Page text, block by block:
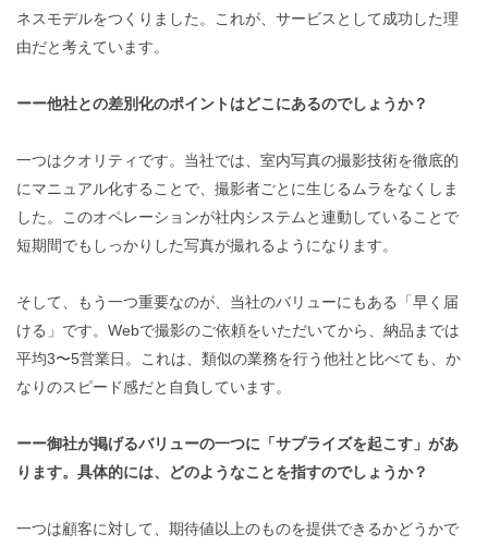
ネスモデルをつくりました。これが、サービスとして成功した理
由だと考えています。
ーー他社との差別化のポイントはどこにあるのでしょうか？
一つはクオリティです。当社では、室内写真の撮影技術を徹底的
にマニュアル化することで、撮影者ごとに生じるムラをなくしま
した。
このオペレーションが社内システムと連動していることで
短期間でも しっかりした写真が撮れるようになります。
そして、もう一つ重要なのが、当社のバリューにもある「早く届
ける」です。Webで撮影のご依頼をいただいてから、納品までは
平均3〜5営業日。これは、類似の業務を行う他社と比べても、か
なりのスピード感だと自負しています。
ーー御社が掲げるバリューの一つに「サプライズを起こす」があ
ります。具体的には、どのようなことを指すのでしょうか？
一つは顧客に対して、期待値以上のものを提供できるかどうかで